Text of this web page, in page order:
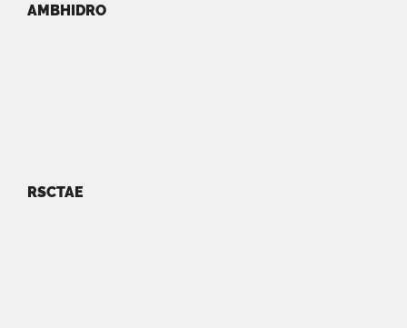
AMBHIDRO
RSCTAE